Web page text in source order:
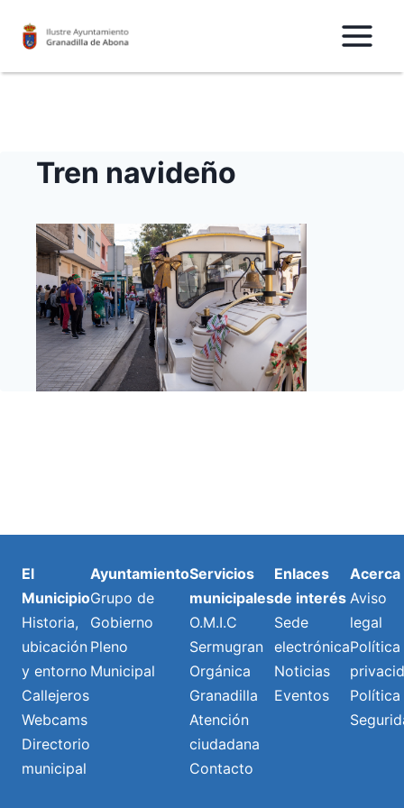
Tren navideño
El
Municipio
Historia,
ubicación
y entorno
Callejeros
Webcams
Directorio
municipal
Ayuntamiento
Grupo de
Gobierno
Pleno
Municipal
Servicios
municipales
O.M.I.C
Sermugran
Orgánica
Granadilla
Atención
ciudadana
Contacto
Enlaces
de interés
Sede
electrónica
Noticias
Eventos
Acerca
Aviso
legal
Política
Política